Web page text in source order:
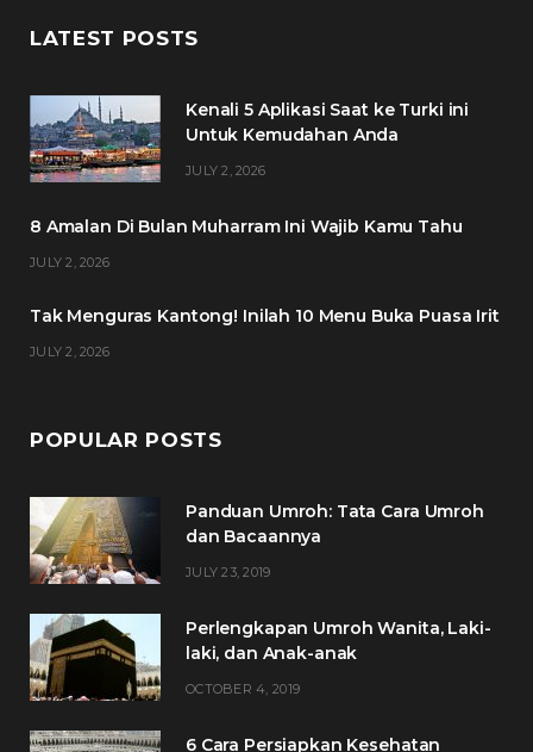
c
b
t
a
e
LATEST POSTS
Kenali 5 Aplikasi Saat ke Turki ini
Untuk Kemudahan Anda
JULY 2, 2026
8 Amalan Di Bulan Muharram Ini Wajib Kamu Tahu
JULY 2, 2026
Tak Menguras Kantong! Inilah 10 Menu Buka Puasa Irit
JULY 2, 2026
POPULAR POSTS
Panduan Umroh: Tata Cara Umroh
dan Bacaannya
JULY 23, 2019
Perlengkapan Umroh Wanita, Laki-
laki, dan Anak-anak
OCTOBER 4, 2019
6 Cara Persiapkan Kesehatan